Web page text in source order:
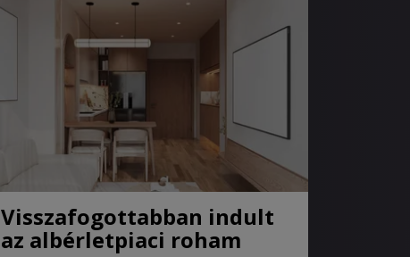
Visszafogottabban indult
az albérletpiaci roham